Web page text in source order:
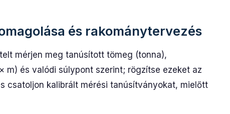
és rakománytervezés
mérjen meg tanúsított tömeg (tonna),
m) és valódi súlypont szerint; rögzítse ezeket az
csatoljon kalibrált mérési tanúsítványokat, mielőtt